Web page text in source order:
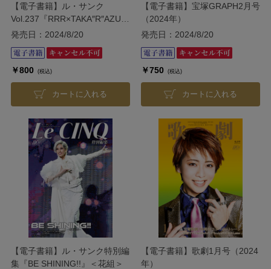
【電子書籍】ル・サンク
Vol.237『RRR×TAKA″R″AZUKA
～√Bheem～』
発売日：2024/8/20
￥800 (税込)
カートに入れる
【電子書籍】宝塚GRAPH2月号
（2024年）
発売日：2024/8/20
￥750 (税込)
カートに入れる
【電子書籍】ル・サンク特別編
集『BE SHINING!!』＜花組＞
【電子書籍】歌劇1月号（2024
年）